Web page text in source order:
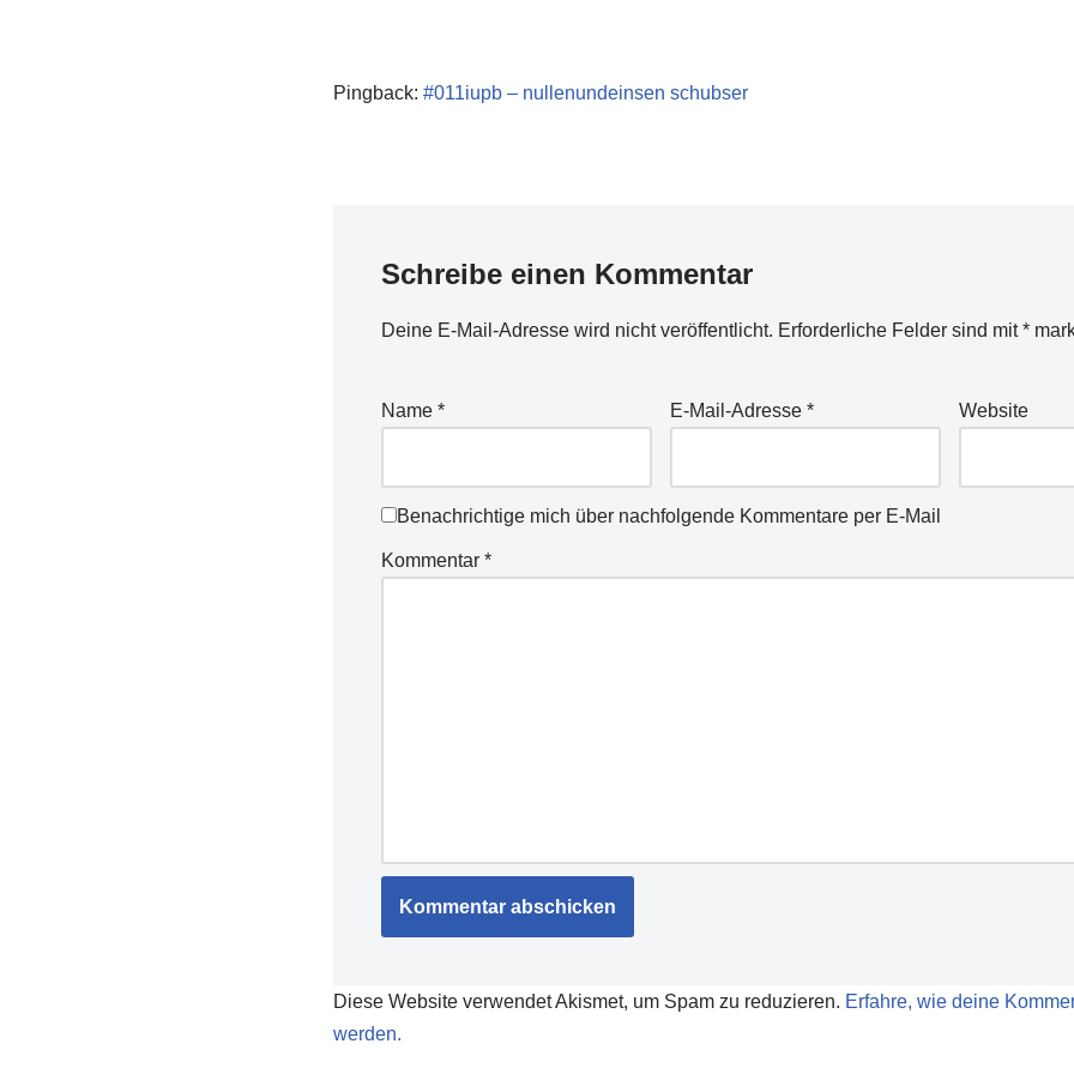
Pingback: #011iupb – nullenundeinsen schubser
Schreibe einen Kommentar
Deine E-Mail-Adresse wird nicht veröffentlicht. Erforderliche Felder sind mit*
Name * E-Mail-Adresse * Website
Benachrichtige mich über nachfolgende Kommentare per E-Mail
Kommentar *
Diese Website verwendet Akismet, um Spam zu reduzieren. Erfahre, wie deine
werden.